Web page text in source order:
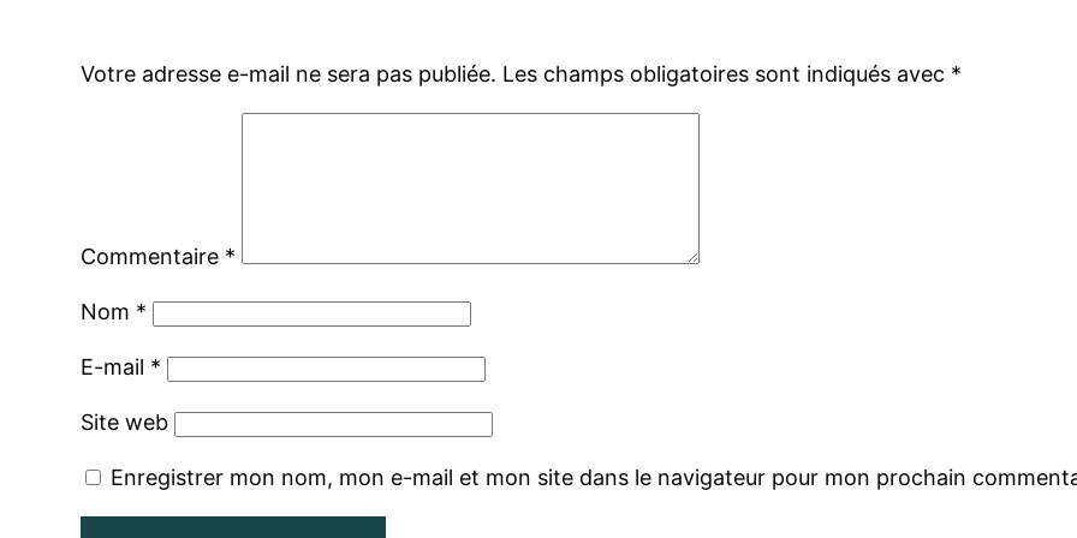
Votre adresse e-mail ne sera pas publiée. Les champs obligatoires sont indiqués avec *
Commentaire *
Nom *
E-mail *
Site web
Enregistrer mon nom, mon e-mail et mon site dans le navigateur pour mon prochain